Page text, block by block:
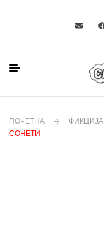
ПОЧЕТНА ФИКЦИЈА
СОНЕТИ